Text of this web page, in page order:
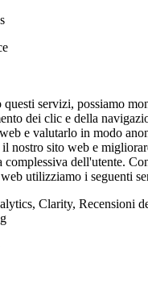
questi servizi, possiamo
dei clic e della
e valutarlo in modo
nostro sito web e
complessiva dell'utente.
utilizziamo i seguenti
Clarity, Recensioni